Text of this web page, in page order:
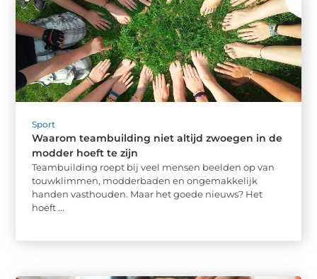
Sport
Waarom teambuilding niet altijd zwoegen in de
modder hoeft te zijn
Teambuilding roept bij veel mensen beelden op van
touwklimmen, modderbaden en ongemakkelijk
handen vasthouden. Maar het goede nieuws? Het
hoeft ...